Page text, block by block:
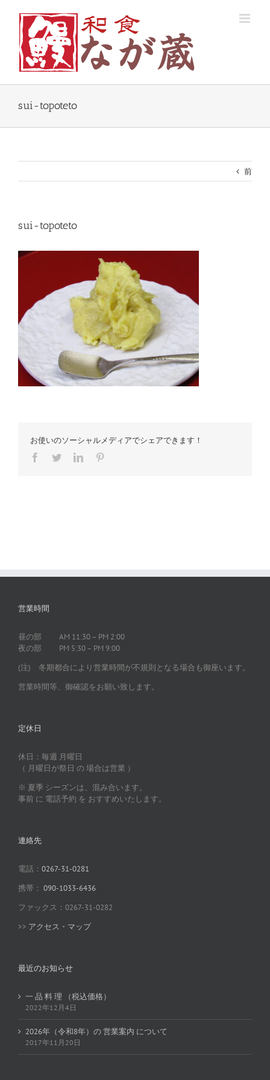
content
sui-topoteto
前
sui-topoteto
お使いのソーシャルメディアでシェアできます！
Facebook
TwitterLinkedIn
営業時間
昼の部 AM 11:30 – PM 2:00
夜の部 PM 5:30 – PM 9:00
(注) 冬期都合により営業時間が不規則となる場合も御座います。
営業時間等、御確認をお願い致します。
定休日
休日：毎週 月曜日
（ 月曜日が祭日 の 場合は営業 ）
※ 夏季 シーズンは、混み合います。
事前 に 電話予約 を おすすめいたします。
連絡先
電話： 0267-31-0281
携帯： 090-1033-6436
ファックス：0267-31-0282
>> アクセス・マップ
最近のお知らせ
一 品 料 理 （税込価格）
2022年12月4日
2026年（令和8年）の 営業案内 について
2017年11月20日